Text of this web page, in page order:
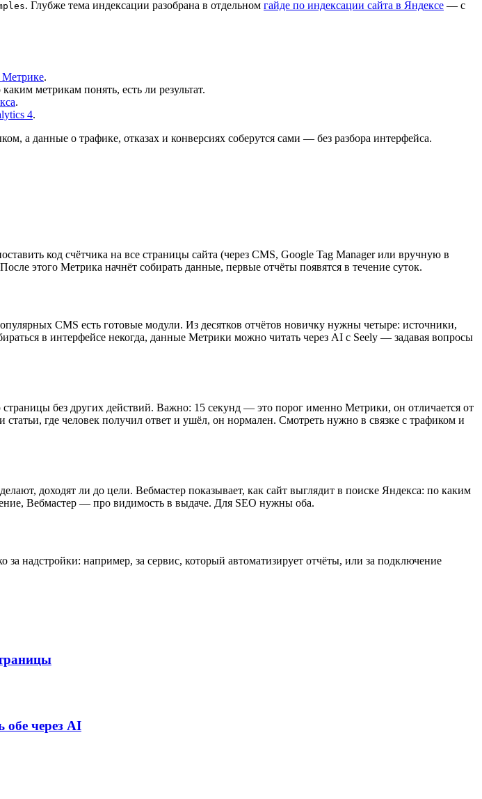
. Глубже тема индексации разобрана в отдельном гайде по индексации сайта в Яндексе — с
Метрике.
каким метрикам понять, есть ли результат.
.
4.
а данные о трафике, отказах и конверсиях соберутся сами — без разбора интерфейса.
код счётчика на все страницы сайта (через CMS, Google Tag Manager или вручную в
этого Метрика начнёт собирать данные, первые отчёты появятся в течение суток.
CMS есть готовые модули. Из десятков отчётов новичку нужны четыре: источники,
в интерфейсе некогда, данные Метрики можно читать через AI с Seely — задавая вопросы
без других действий. Важно: 15 секунд — это порог именно Метрики, он отличается от
где человек получил ответ и ушёл, он нормален. Смотреть нужно в связке с трафиком и
доходят ли до цели. Вебмастер показывает, как сайт выглядит в поиске Яндекса: по каким
Вебмастер — про видимость в выдаче. Для SEO нужны оба.
надстройки: например, за сервис, который автоматизирует отчёты, или за подключение
обе через AI